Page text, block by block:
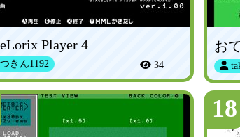
Player 4
きん1192 34
18